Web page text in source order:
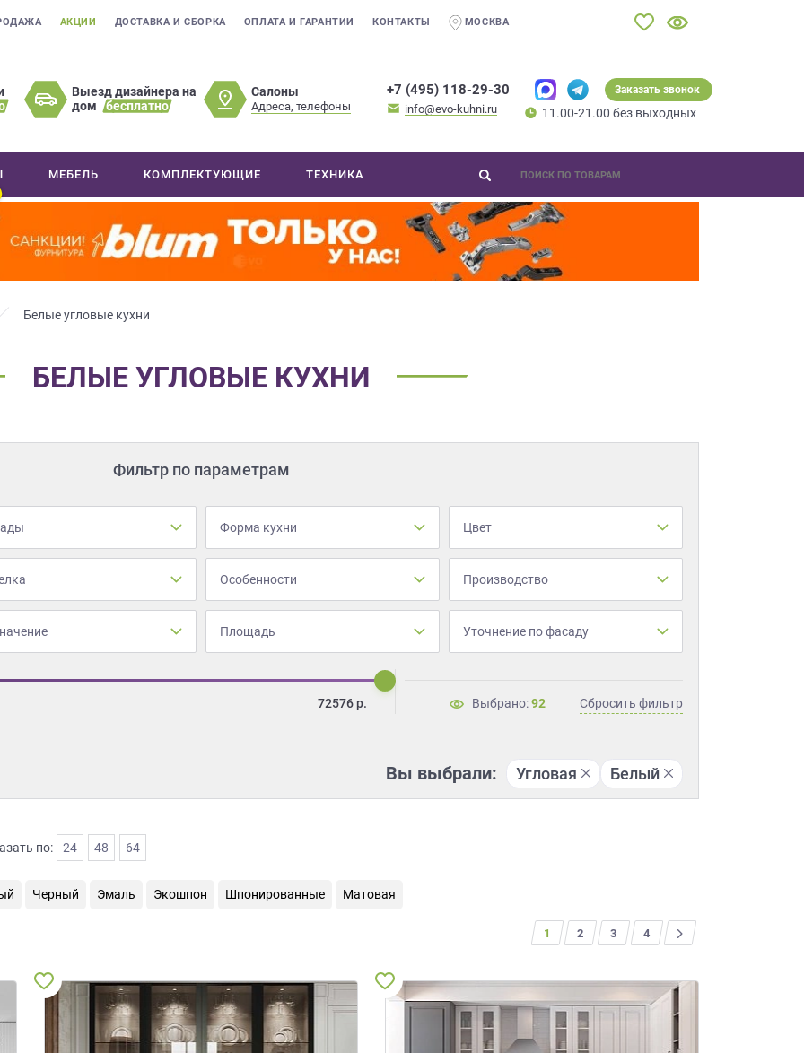
АКЦИИ ДОСТАВКА И СБОРКА ОПЛАТА И ГАРАНТИИ КОНТАКТЫ МОСКВА
Выезд дизайнера на
дом
бесплатно
Салоны
Адреса, телефоны
+7 (495) 118-29-30
info@evo-kuhni.ru
Заказать звонок
11.00-21.00 без выходных
МЕБЕЛЬ КОМПЛЕКТУЮЩИЕ ТЕХНИКА
Белые угловые кухни
БЕЛЫЕ УГЛОВЫЕ КУХНИ
Фильтр по параметрам
Форма кухни Цвет
Особенности Производство
Площадь Уточнение по фасаду
72576р. Выбрано:92 Сбросить фильтр
Вы выбрали: Угловая Белый
по: 24 48 64
Черный Эмаль Экошпон Шпонированные Матовая
1 2 3 4
>